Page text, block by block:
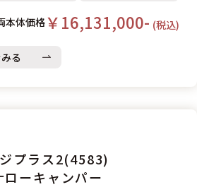
本体価格￥16,131,000- (税込)
る
プラス2(4583)
ーキャンパー